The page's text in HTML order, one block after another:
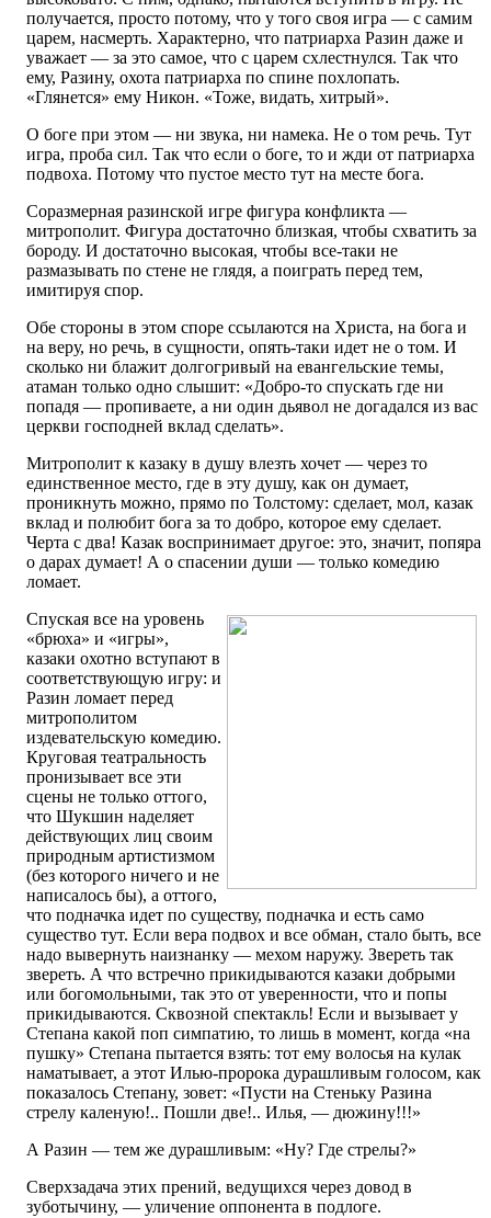
получается, просто потому, что у того своя игра — с самим
царем, насмерть. Характерно, что патриарха Разин даже и
уважает — за это самое, что с царем схлестнулся. Так что
ему, Разину, охота патриарха по спине похлопать.
«Глянется» ему Никон. «Тоже, видать, хитрый».
О боге при этом — ни звука, ни намека. Не о том речь. Тут
игра, проба сил. Так что если о боге, то и жди от патриарха
подвоха. Потому что пустое место тут на месте бога.
Соразмерная разинской игре фигура конфликта —
митрополит. Фигура достаточно близкая, чтобы схватить за
бороду. И достаточно высокая, чтобы все-таки не
размазывать по стене не глядя, а поиграть перед тем,
имитируя спор.
Обе стороны в этом споре ссылаются на Христа, на бога и
на веру, но речь, в сущности, опять-таки идет не о том. И
сколько ни блажит долгогривый на евангельские темы,
атаман только одно слышит: «Добро-то спускать где ни
попадя — пропиваете, а ни один дьявол не догадался из вас
церкви господней вклад сделать».
Митрополит к казаку в душу влезть хочет — через то
единственное место, где в эту душу, как он думает,
проникнуть можно, прямо по Толстому: сделает, мол, казак
вклад и полюбит бога за то добро, которое ему сделает.
Черта с два! Казак воспринимает другое: это, значит, попяра
о дарах думает! А о спасении души — только комедию
ломает.
Спуская все на уровень
«брюха» и «игры»,
казаки охотно вступают в
соответствующую игру: и
Разин ломает перед
митрополитом
издевательскую комедию.
Круговая театральность
пронизывает все эти
сцены не только оттого,
что Шукшин наделяет
действующих лиц своим
природным артистизмом
(без которого ничего и не
написалось бы), а оттого,
что подначка идет по существу, подначка и есть само
существо тут. Если вера подвох и все обман, стало быть, все
надо вывернуть наизнанку — мехом наружу. Звереть так
звереть. А что встречно прикидываются казаки добрыми
или богомольными, так это от уверенности, что и попы
прикидываются. Сквозной спектакль! Если и вызывает у
Степана какой поп симпатию, то лишь в момент, когда «на
пушку» Степана пытается взять: тот ему волосья на кулак
наматывает, а этот Илью-пророка дурашливым голосом, как
показалось Степану, зовет: «Пусти на Стеньку Разина
стрелу каленую!.. Пошли две!.. Илья, — дюжину!!!»
А Разин — тем же дурашливым: «Ну? Где стрелы?»
Сверхзадача этих прений, ведущихся через довод в
зуботычину, — уличение оппонента в подлоге.